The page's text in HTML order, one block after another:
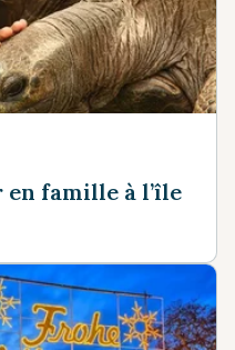
famille à l’île